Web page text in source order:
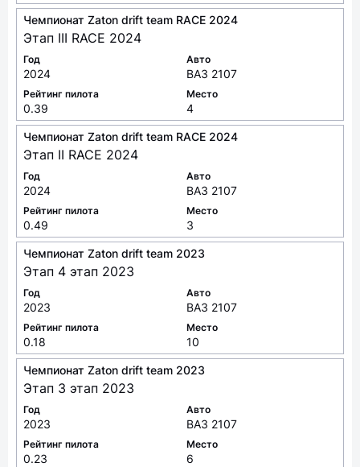
Чемпионат Zaton drift team RACE 2024
Этап III RACE 2024
Год
2024
Авто
ВАЗ 2107
Рейтинг пилота
0.39
Место
4
Чемпионат Zaton drift team RACE 2024
Этап II RACE 2024
Год
2024
Авто
ВАЗ 2107
Рейтинг пилота
0.49
Место
3
Чемпионат Zaton drift team 2023
Этап 4 этап 2023
Год
2023
Авто
ВАЗ 2107
Рейтинг пилота
0.18
Место
10
Чемпионат Zaton drift team 2023
Этап 3 этап 2023
Год
2023
Авто
ВАЗ 2107
Рейтинг пилота
0.23
Место
6